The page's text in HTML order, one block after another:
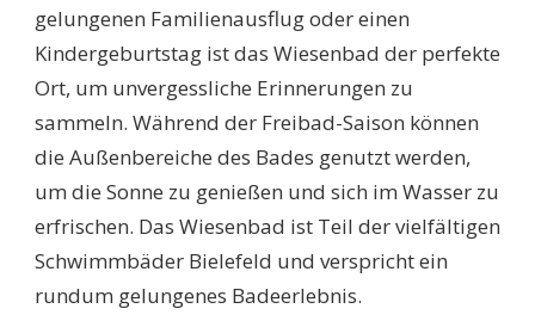
gelungenen Familienausflug oder einen
Kindergeburtstag ist das Wiesenbad der perfekte
Ort, um unvergessliche Erinnerungen zu
sammeln. Während der Freibad-Saison können
die Außenbereiche des Bades genutzt werden,
um die Sonne zu genießen und sich im Wasser zu
erfrischen. Das Wiesenbad ist Teil der vielfältigen
Schwimmbäder Bielefeld und verspricht ein
rundum gelungenes Badeerlebnis.